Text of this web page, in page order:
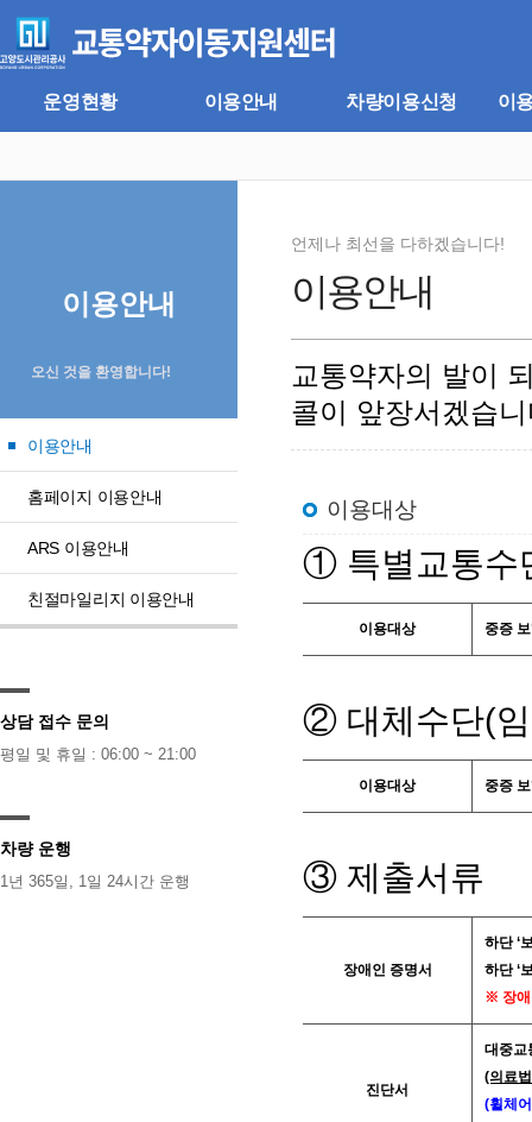
뉴
바
기
바
로
운영현황 이용안내 차량이용신청 이
이용안내
오신 것을 환영합니다!
이용안내
홈페이지 이용안내
ARS 이용안내
친절마일리지 이용안내
상담 접수 문의
평일 및 휴일 : 06:00 ~ 21:00
차량 운행
1년 365일, 1일 24시간 운행
이용안내
언제나 최선을 다하겠습니다!
교통약자의 발이
콜이 앞장서겠습
이용대상
① 특별교통수
이용대상 중증
② 대체수단(
이용대상 중증
③ 제출서류
장애인 증명서
하단 ‘
하단 ‘
※ 장애
진단서
대중교
(의료
(휠체